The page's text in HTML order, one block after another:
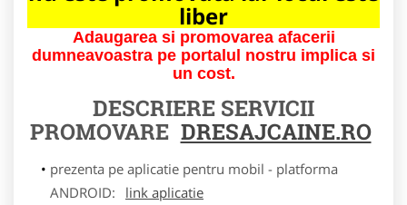
liber
Adaugarea si promovarea afacerii
dumneavoastra pe portalul nostru implica si
un cost.
DESCRIERE SERVICII
PROMOVARE DRESAJCAINE.RO
prezenta pe aplicatie pentru mobil - platforma
ANDROID:
link aplicatie